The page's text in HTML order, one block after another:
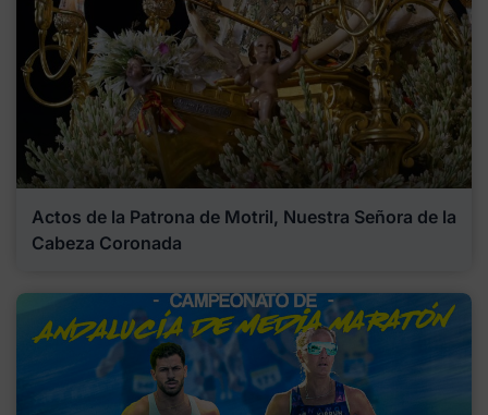
Actos de la Patrona de Motril, Nuestra Señora de la
Cabeza Coronada